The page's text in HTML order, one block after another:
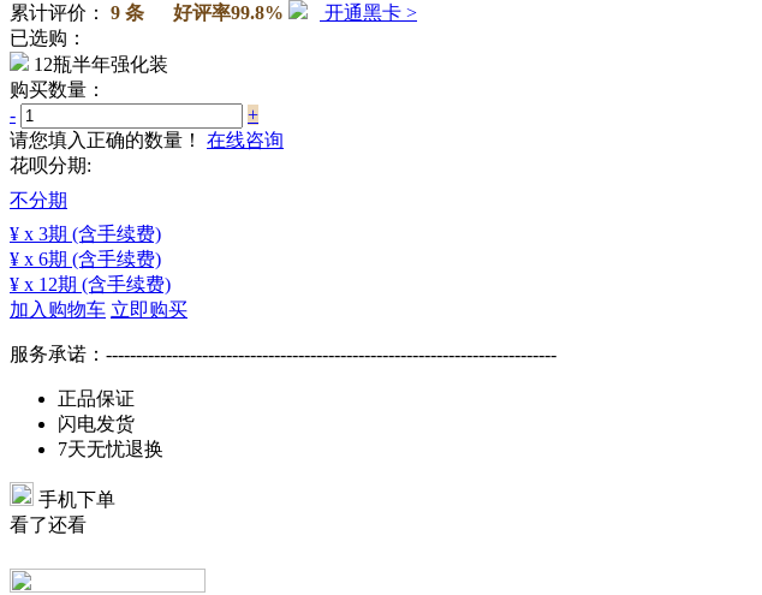
累计评价：
9 条 好评率99.8%
开通黑卡 >
已选购：
12瓶半年强化装
购买数量：
-
+
请您填入正确的数量！
在线咨询
花呗分期:
不分期
¥ x 3期 (含手续费)
¥ x 6期 (含手续费)
¥ x 12期 (含手续费)
加入购物车 立即购买
服务承诺： ---------------------------------------------------------------------------
正品保证
闪电发货
7天无忧退换
手机下单
看了还看